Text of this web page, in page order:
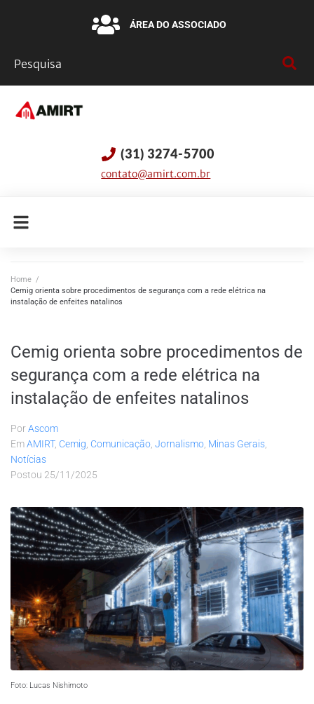
ÁREA DO ASSOCIADO
(31) 3274-5700
contato@amirt.com.br
Home /
Cemig orienta sobre procedimentos de segurança com a rede elétrica na
instalação de enfeites natalinos
Cemig orienta sobre procedimentos de
segurança com a rede elétrica na
instalação de enfeites natalinos
PorAscom
EmAMIRT, Cemig Comunicação Jornalismo Minas Gerais
Notícias
Postou 25/11/2025
Foto: Lucas Nishimoto